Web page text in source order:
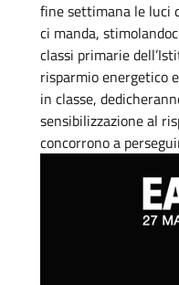
fine settimana le luci
ci manda,
classi primarie
risparmio energetico
in classe,
sensibilizzazione al
concorrono a